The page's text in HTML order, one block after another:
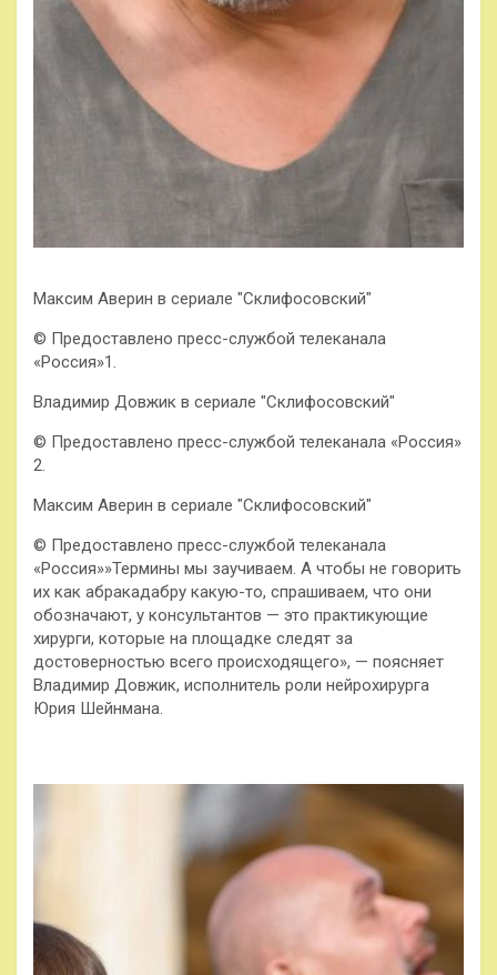
Максим Аверин в сериале "Склифосовский"
© Предоставлено пресс-службой телеканала
«Россия»1.
Владимир Довжик в сериале "Склифосовский"
© Предоставлено пресс-службой телеканала «Россия»
2.
Максим Аверин в сериале "Склифосовский"
© Предоставлено пресс-службой телеканала
«Россия»»Термины мы заучиваем. А чтобы не говорить
их как абракадабру какую-то, спрашиваем, что они
обозначают, у консультантов — это практикующие
хирурги, которые на площадке следят за
достоверностью всего происходящего», — поясняет
Владимир Довжик, исполнитель роли нейрохирурга
Юрия Шейнмана.